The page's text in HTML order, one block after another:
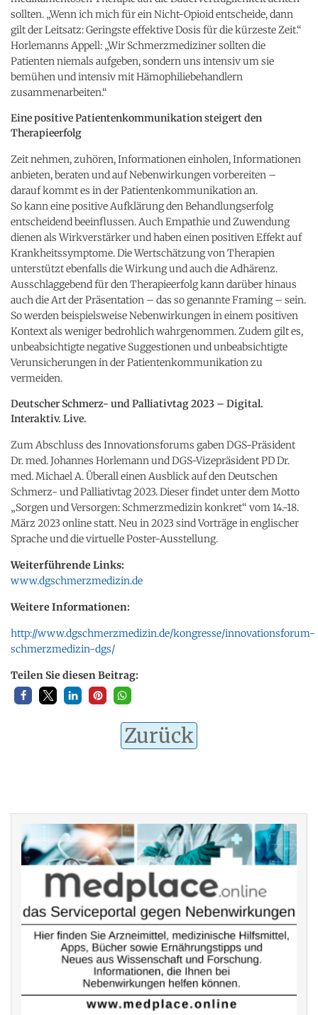
sollten. „Wenn ich mich für ein Nicht-Opioid entscheide, dann
gilt der Leitsatz: Geringste effektive Dosis für die kürzeste Zeit.“
Horlemanns Appell: „Wir Schmerzmediziner sollten die
Patienten niemals aufgeben, sondern uns intensiv um sie
bemühen und intensiv mit Hämophiliebehandlern
zusammenarbeiten.“
Eine positive Patientenkommunikation steigert den
Therapieerfolg
Zeit nehmen, zuhören, Informationen einholen, Informationen
anbieten, beraten und auf Nebenwirkungen vorbereiten –
darauf kommt es in der Patientenkommunikation an.
So kann eine positive Aufklärung den Behandlungserfolg
entscheidend beeinflussen. Auch Empathie und Zuwendung
dienen als Wirkverstärker und haben einen positiven Effekt auf
Krankheitssymptome. Die Wertschätzung von Therapien
unterstützt ebenfalls die Wirkung und auch die Adhärenz.
Ausschlaggebend für den Therapieerfolg kann darüber hinaus
auch die Art der Präsentation – das so genannte Framing – sein.
So werden beispielsweise Nebenwirkungen in einem positiven
Kontext als weniger bedrohlich wahrgenommen. Zudem gilt es,
unbeabsichtigte negative Suggestionen und unbeabsichtigte
Verunsicherungen in der Patientenkommunikation zu
vermeiden.
Deutscher Schmerz- und Palliativtag 2023 – Digital.
Interaktiv. Live.
Zum Abschluss des Innovationsforums gaben DGS-Präsident
Dr. med. Johannes Horlemann und DGS-Vizepräsident PD Dr.
med. Michael A. Überall einen Ausblick auf den Deutschen
Schmerz- und Palliativtag 2023. Dieser findet unter dem Motto
„Sorgen und Versorgen: Schmerzmedizin konkret“ vom 14.-18.
März 2023 online statt. Neu in 2023 sind Vorträge in englischer
Sprache und die virtuelle Poster-Ausstellung.
Weiterführende Links:
www.dgschmerzmedizin.de
Weitere Informationen:
http://www.dgschmerzmedizin.de/kongresse/innovationsforum-
schmerzmedizin-dgs/
Teilen Sie diesen Beitrag:
Zurück